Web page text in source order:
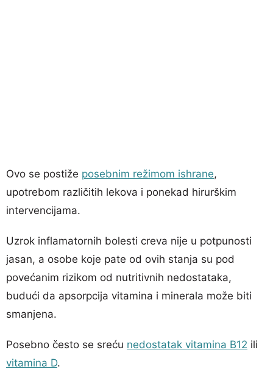
Ovo se postiže posebnim režimom ishrane,
upotrebom različitih lekova i ponekad hirurškim
intervencijama.
Uzrok inflamatornih bolesti creva nije u potpunosti
jasan, a osobe koje pate od ovih stanja su pod
povećanim rizikom od nutritivnih nedostataka,
budući da apsorpcija vitamina i minerala može biti
smanjena.
Posebno često se sreću nedostatak vitamina B12 ili
vitamina D.